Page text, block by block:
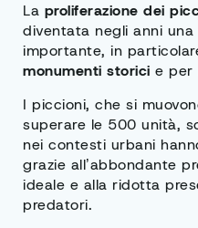
La proliferazione dei
diventata negli anni una
importante, in
monumenti storici e per
I piccioni, che si
superare le 500 unità,
nei contesti urbani
grazie all’abbondante
ideale e alla ridotta
predatori.